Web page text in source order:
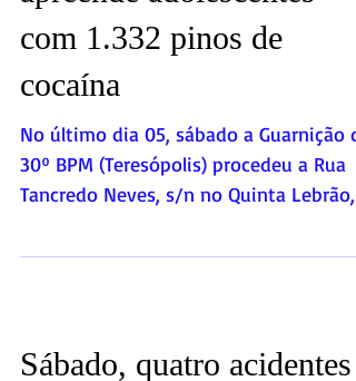
apreende adolescentes
com 1.332 pinos de
cocaína
No último dia 05, sábado a Guarnição
30º BPM (Teresópolis) procedeu a Rua
fim de checar...